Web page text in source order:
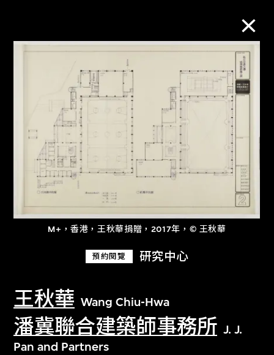
M+，香港，王秋華捐贈，2017年，© 王秋華
預約閱覽 研究中心
王秋華 Wang Chiu-Hwa
潘冀聯合建築師事務所 J. J.
Pan and Partners
M+藏品
進一步篩選 搜索
關於M+藏品
探索世界頂級的二十及二十一世紀視覺
文化藏品。